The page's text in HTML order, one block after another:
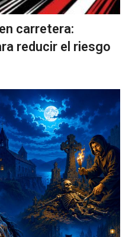
carretera:
reducir el riesgo